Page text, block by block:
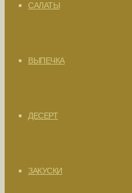
САЛАТЫ
ВЫПЕЧКА
ДЕСЕРТ
ЗАКУСКИ